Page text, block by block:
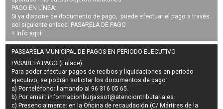
PAGO EN LÍNEA:
Si ya dispone de documento de pago, puede efectuar el pago a través
del siguiente enlace: PASARELA DE PAGO
+ Info aquí.
PASSARELA MUNICIPAL DE PAGOS EN PERIODO EJECUTIVO
PASARELA PAGO (Enlace)
Para poder efectuar pagos derecibos y liquidaciones en periodo
ejecutivo, se podrán solicitar los documentos de pago:
a) Por teléfono: llamando al 96 316 05 65.
b) Por email:informacionburjassot@atenciontributaria.es.
c) Presencialmente: en la Oficina de recaudación (C/ Mártires de la